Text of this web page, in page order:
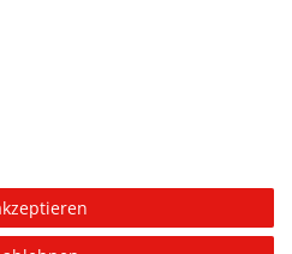
vorbehalten. Sport Hoffmann.
JAKO, erima.